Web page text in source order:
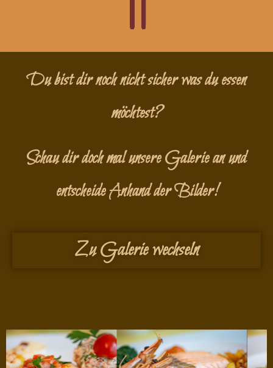
Du bist dir noch nicht sicher was du essen
möchtest?
Schau dir doch mal unsere Galerie an und
entscheide Anhand der Bilder!
Zu Galerie wechseln